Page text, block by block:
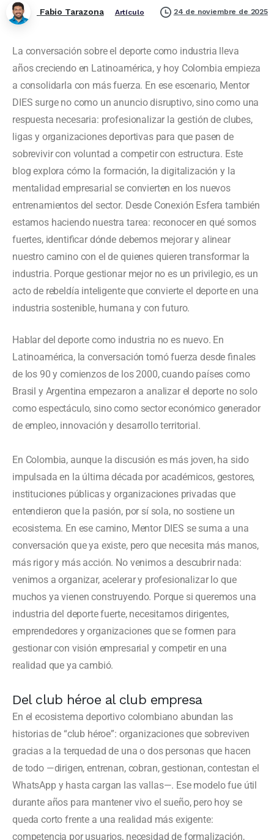
Fabio Tarazona Artículo 24 de noviembre de 2025
La conversación sobre el deporte como industria lleva
años creciendo en Latinoamérica, y hoy Colombia empieza
a consolidarla con más fuerza. En ese escenario, Mentor
DIES surge no como un anuncio disruptivo, sino como una
respuesta necesaria: profesionalizar la gestión de clubes,
ligas y organizaciones deportivas para que pasen de
sobrevivir con voluntad a competir con estructura. Este
blog explora cómo la formación, la digitalización y la
mentalidad empresarial se convierten en los nuevos
entrenamientos del sector. Desde Conexión Esfera también
estamos haciendo nuestra tarea: reconocer en qué somos
fuertes, identificar dónde debemos mejorar y alinear
nuestro camino con el de quienes quieren transformar la
industria. Porque gestionar mejor no es un privilegio, es un
acto de rebeldía inteligente que convierte el deporte en una
industria sostenible, humana y con futuro.
Hablar del deporte como industria no es nuevo. En
Latinoamérica, la conversación tomó fuerza desde finales
de los 90 y comienzos de los 2000, cuando países como
Brasil y Argentina empezaron a analizar el deporte no solo
como espectáculo, sino como sector económico generador
de empleo, innovación y desarrollo territorial.
En Colombia, aunque la discusión es más joven, ha sido
impulsada en la última década por académicos, gestores,
instituciones públicas y organizaciones privadas que
entendieron que la pasión, por sí sola, no sostiene un
ecosistema. En ese camino, Mentor DIES se suma a una
conversación que ya existe, pero que necesita más manos,
más rigor y más acción. No venimos a descubrir nada:
venimos a organizar, acelerar y profesionalizar lo que
muchos ya vienen construyendo. Porque si queremos una
industria del deporte fuerte, necesitamos dirigentes,
emprendedores y organizaciones que se formen para
gestionar con visión empresarial y competir en una
realidad que ya cambió.
Del club héroe al club empresa
En el ecosistema deportivo colombiano abundan las
historias de “club héroe”: organizaciones que sobreviven
gracias a la terquedad de una o dos personas que hacen
de todo —dirigen, entrenan, cobran, gestionan, contestan el
WhatsApp y hasta cargan las vallas—. Ese modelo fue útil
durante años para mantener vivo el sueño, pero hoy se
queda corto frente a una realidad más exigente:
competencia por usuarios, necesidad de formalización,